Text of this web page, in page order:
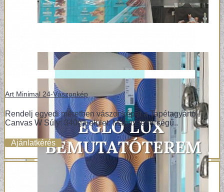
Art Minimal 24-Vászonkép
Rendelj egyedi méretben vászonképet a Tapétagyártól!
Canvas W Súly: 340g Felület: Magas fehérségű..
Ajánlatkérés